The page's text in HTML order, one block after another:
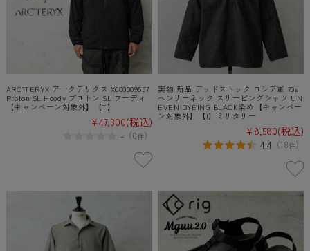
ARC’TERYX アークテリクス X000009557
Proton SL Hoody プロトン SL フーディ
【キャンペーン対象外】【T】
¥47,300(税込)
-（0件）
実物 新品 デッドストック ロシア軍 70s
ヘンリーネック スリーピングシャツ UN
EVEN DYEING BLACK染め【キャンペー
ン対象外】【I】ミリタリー
¥8,580(税込)
4.4 （18件）